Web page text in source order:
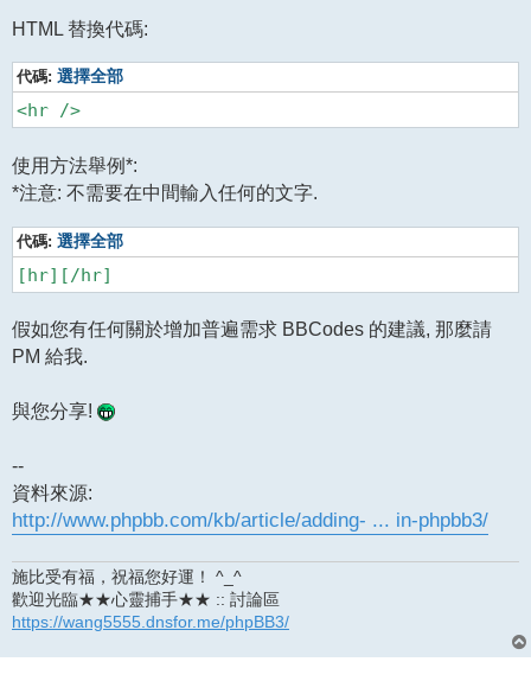
HTML 替換代碼:
代碼: 選擇全部
使用方法舉例*:
*注意: 不需要在中間輸入任何的文字.
代碼: 選擇全部
假如您有任何關於增加普遍需求 BBCodes 的建議, 那麼請
PM 給我.
與您分享!
--
資料來源:
http://www.phpbb.com/kb/article/adding- ... in-phpbb3/
施比受有福，祝福您好運！ ^_^
歡迎光臨★★心靈捕手★★ :: 討論區
https://wang5555.dnsfor.me/phpBB3/